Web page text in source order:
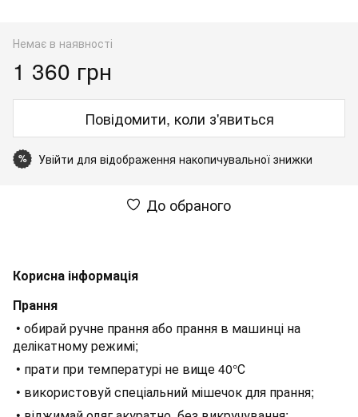
Немає в наявності
1 360 грн
Повідомити, коли з'явиться
% Увійти для відображення накопичувальної знижки
До обраного
Корисна інформація
Прання
• обирай ручне прання або прання в машинці на
делікатному режимі;
• прати при температурі не вище 40°С
• використовуй спеціальний мішечок для прання;